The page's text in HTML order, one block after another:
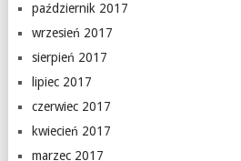
październik 2017
wrzesień 2017
sierpień 2017
lipiec 2017
czerwiec 2017
kwiecień 2017
marzec 2017